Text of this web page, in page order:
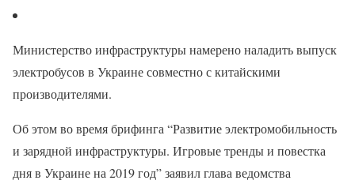
Министерство инфраструктуры намерено наладить выпуск
электробусов в Украине совместно с китайскими
производителями.
Об этом во время брифинга “Развитие электромобильность
и зарядной инфраструктуры. Игровые тренды и повестка
дня в Украине на 2019 год” заявил глава ведомства